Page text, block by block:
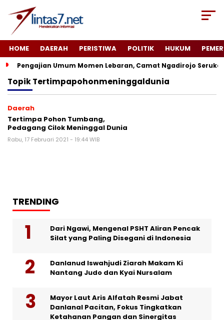
HOME DAERAH PERISTIWA POLITIK HUKUM
Pengajian Umum Momen Lebaran, Camat Ngadirojo
TopikTertimpapohonmeninggaldunia
Daerah
Tertimpa Pohon Tumbang,
Pedagang Cilok Meninggal Dunia
Rabu, 17 Februari 2021 - 19:44 WIB
TRENDING
Dari Ngawi, Mengenal PSHT Aliran Pencak
Silat yang Paling Disegani di Indonesia
Danlanud Iswahjudi Ziarah Makam Ki
Nantang Judo dan Kyai Nursalam
Mayor Laut Aris Alfatah Resmi Jabat
Danlanal Pacitan, Fokus Tingkatkan
Ketahanan Pangan dan Sinergitas